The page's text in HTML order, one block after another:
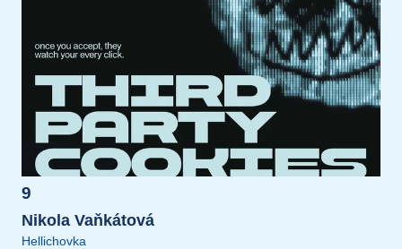
9
Nikola Vaňkátová
Hellichovka